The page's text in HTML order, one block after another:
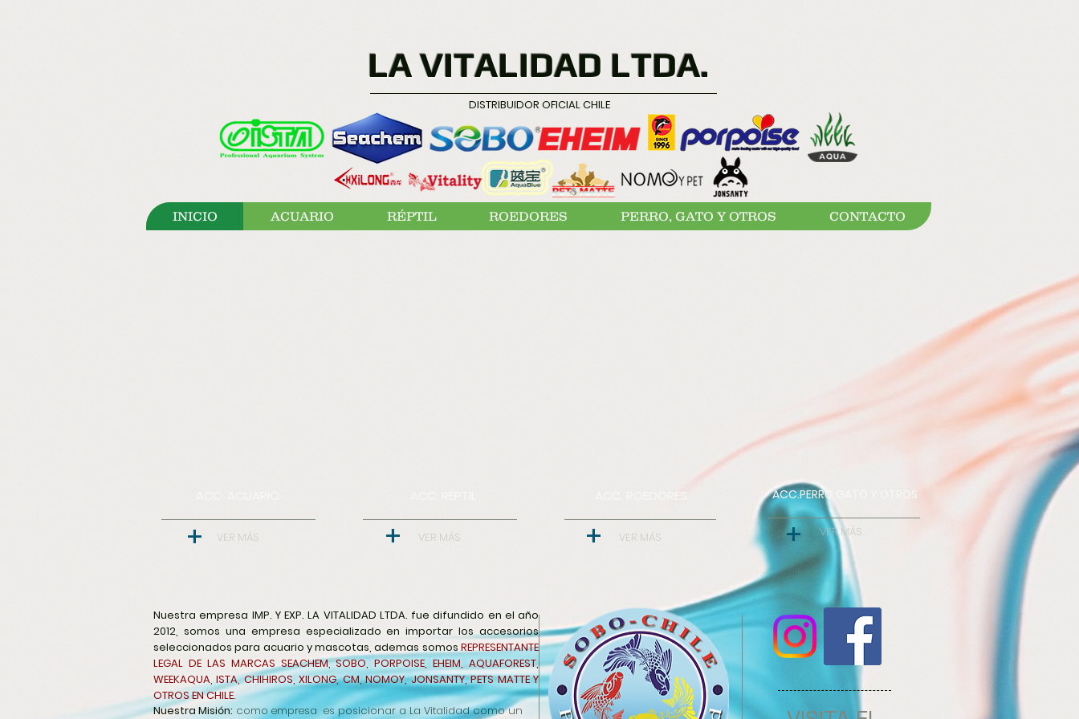
LA VITALIDAD LTDA.
DISTRIBUIDOR OFICIAL CHILE
INICIO ACUARIO RÉPTIL ROEDORES PERRO, GATO Y OTROS CONTACTO
VER MÁS
+ VER MÁS
+
ACC. ROEDORES
VER MÁS
+
ACC.PERRO,GATO Y OTROS
VER MÁS
+
Nuestra empresa IMP. Y EXP. LA VITALIDAD LTDA. fue difundido en el año
2012, somos una empresa especializado en importar los accesorios
seleccionados para acuario y mascotas, ademas somosREPRESENTANTE
LEGAL DE LAS MARCAS SEACHEM, SOBO, PORPOISE, EHEIM, AQUAFOREST,
WEEKAQUA, ISTA, CHIHIROS, XILONG, CM, NOMOY, JONSANTY, PETS MATTE Y
OTROS EN CHILE.
Nuestra Misión: como empresa es posicionar a La Vitalidad como un